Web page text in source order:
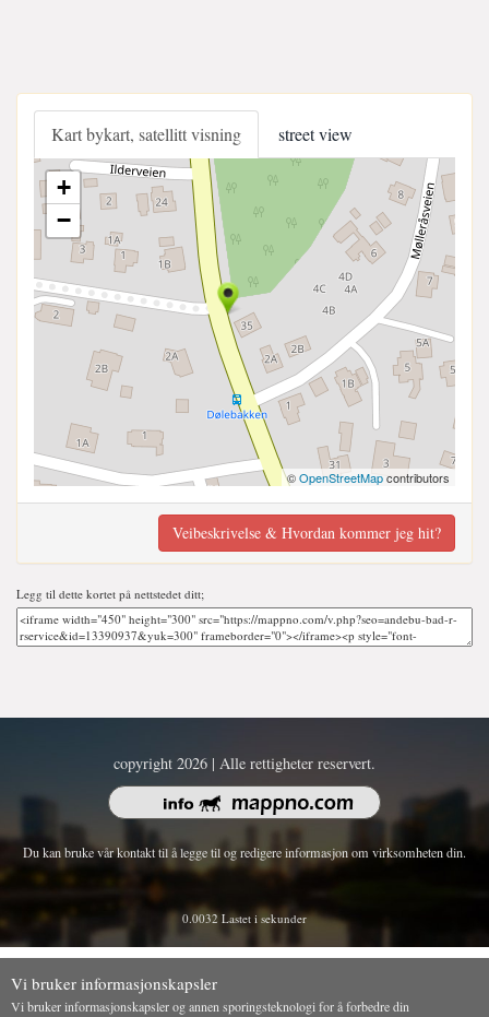
Kart bykart, satellitt visning street view
+
−
©OpenStreetMapcontributors
Veibeskrivelse & Hvordan kommer jeg hit?
Legg til dette kortet på nettstedet ditt;
copyright 2026 | Alle rettigheter reservert.
Du kan bruke vår kontakt til å legge til og redigere informasjon om virksomheten din.
0.0032 Lastet i sekunder
Vi bruker informasjonskapsler
Vi bruker informasjonskapsler og annen sporingsteknologi for å forbedre din